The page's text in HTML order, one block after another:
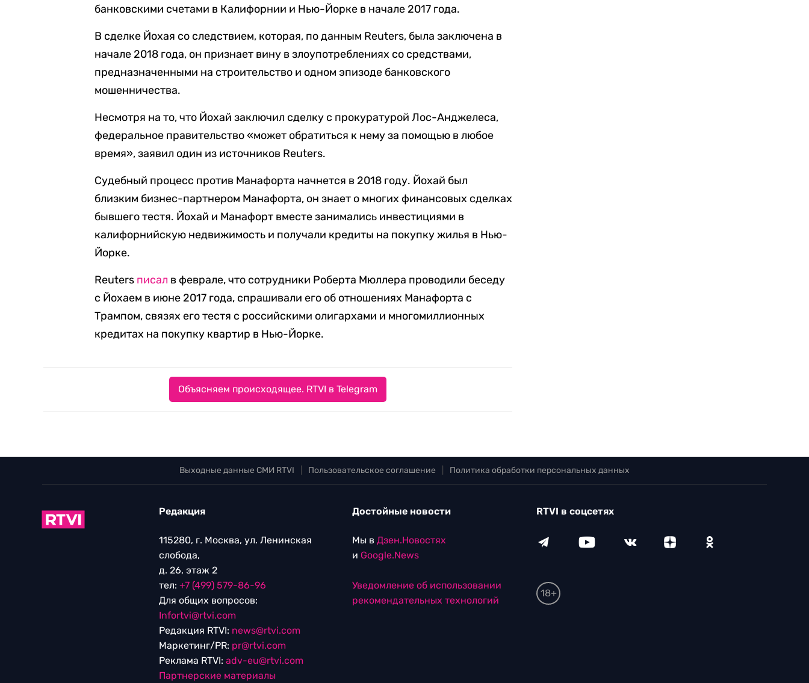
банковскими счетами в Калифорнии и Нью-Йорке в начале 2017 года.
В сделке Йохая со следствием, которая, по данным Reuters, была заключена в
начале 2018 года, он признает вину в злоупотреблениях со средствами,
предназначенными на строительство и одном эпизоде банковского
мошенничества.
Несмотря на то, что Йохай заключил сделку с прокуратурой Лос-Анджелеса,
федеральное правительство «может обратиться к нему за помощью в любое
время», заявил один из источников Reuters.
Судебный процесс против Манафорта начнется в 2018 году. Йохай был
близким бизнес-партнером Манафорта, он знает о многих финансовых сделках
бывшего тестя. Йохай и Манафорт вместе занимались инвестициями в
калифорнийскую недвижимость и получали кредиты на покупку жилья в Нью-
Йорке.
Reuters писал в феврале, что сотрудники Роберта Мюллера проводили беседу
с Йохаем в июне 2017 года, спрашивали его об отношениях Манафорта с
Трампом, связях его тестя с российскими олигархами и многомиллионных
кредитах на покупку квартир в Нью-Йорке.
Объясняем происходящее. RTVI в Telegram
Выходные данные СМИ RTVI Пользовательское соглашение Политика обработки персональных данных
Редакция
115280, г. Москва, ул. Ленинская
слобода,
д. 26, этаж 2
тел: +7 (499) 579-86-96
Для общих вопросов:
Infortvi@rtvi.com
Редакция RTVI: news@rtvi.com
Маркетинг/PR: pr@rtvi.com
Реклама RTVI: adv-eu@rtvi.com
Партнерские материалы
Достойные новости
Мы в Дзен.Новостях
и Google.News
Уведомление об использовании
рекомендательных технологий
RTVI в соцсетях
18+